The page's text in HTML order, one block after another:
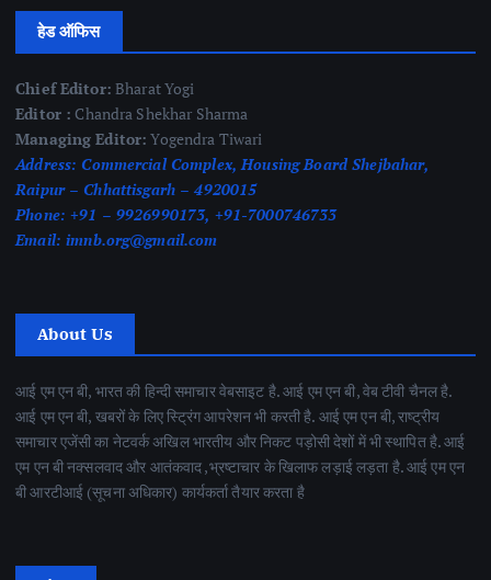
हेड ऑफिस
Chief Editor: Bharat Yogi
Editor : Chandra Shekhar Sharma
Managing Editor: Yogendra Tiwari
Address: Commercial Complex, Housing Board Shejbahar,
Raipur – Chhattisgarh – 4920015
Phone: +91 – 9926990173, +91-7000746733
Email: imnb.org@gmail.com
About Us
आई एम एन बी, भारत की हिन्दी समाचार वेबसाइट है. आई एम एन बी, वेब टीवी चैनल है.
आई एम एन बी, खबरों के लिए स्ट्रिंग आपरेशन भी करती है. आई एम एन बी, राष्ट्रीय
समाचार एजेंसी का नेटवर्क अखिल भारतीय और निकट पड़ोसी देशों में भी स्थापित है. आई
एम एन बी नक्सलवाद और आतंकवाद ,भ्रष्टाचार के खिलाफ लड़ाई लड़ता है. आई एम एन
बी आरटीआई (सूचना अधिकार) कार्यकर्ता तैयार करता है